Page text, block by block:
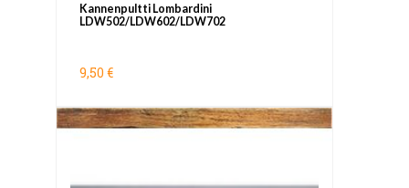
Kannenpultti Lombardini
LDW502/LDW602/LDW702
9,50 €